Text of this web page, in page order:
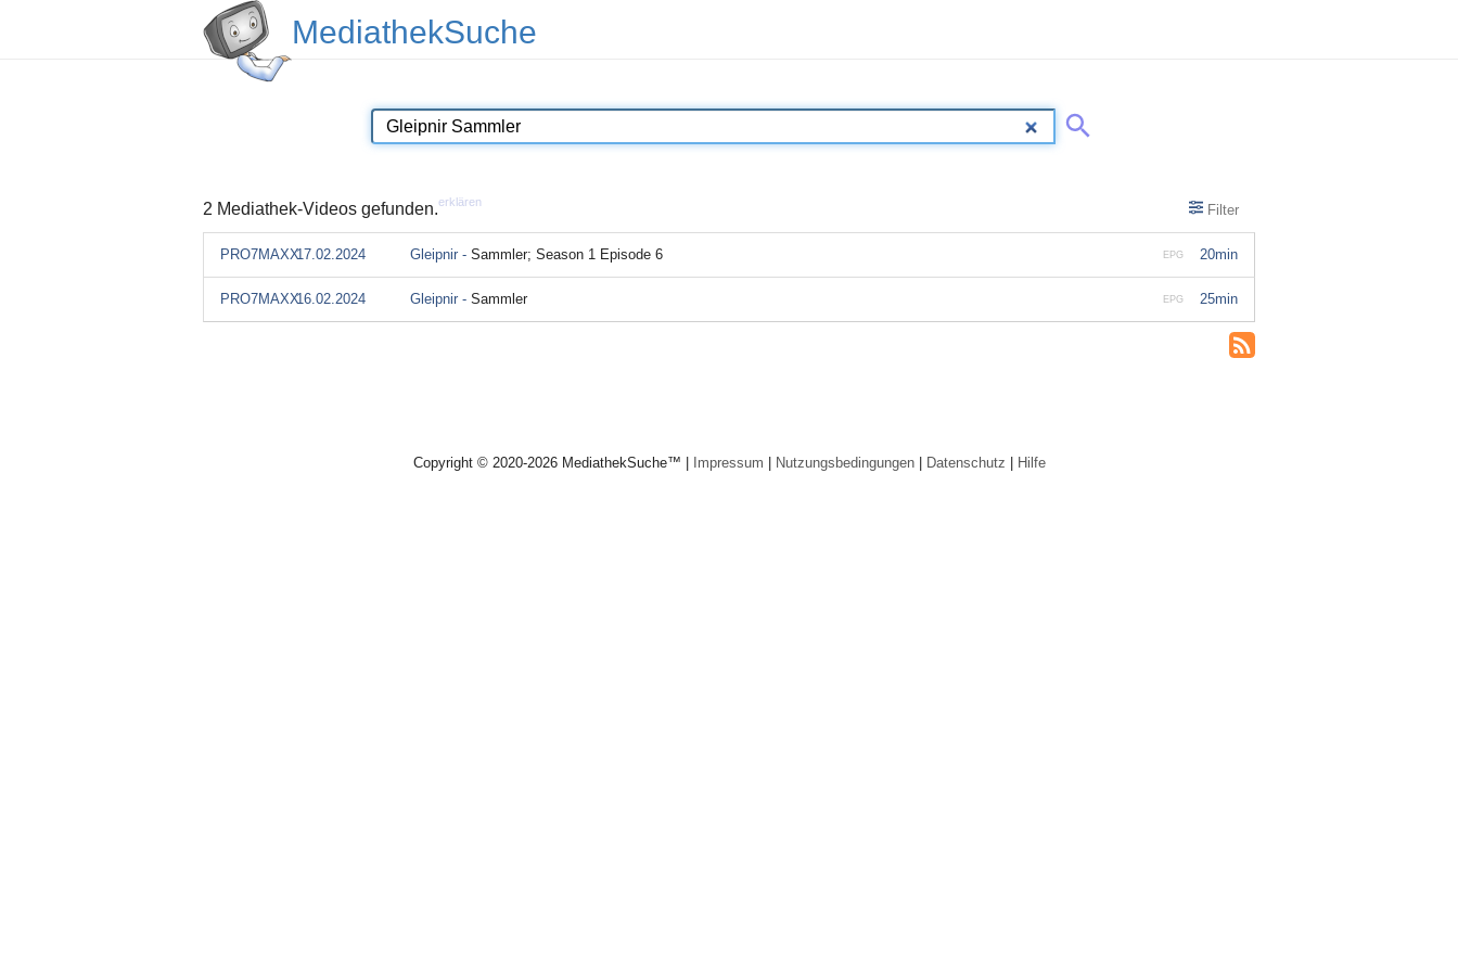
MediathekSuche
2 Mediathek-Videos gefunden.erklären Filter
20min
EPG
PRO7MAXX17.02.2024 Gleipnir - Sammler; Season 1 Episode 6
25min
EPG
PRO7MAXX16.02.2024 Gleipnir - Sammler
Copyright © 2020-2026 MediathekSuche™ | Impressum | Nutzungsbedingungen| Datenschutz | Hilfe